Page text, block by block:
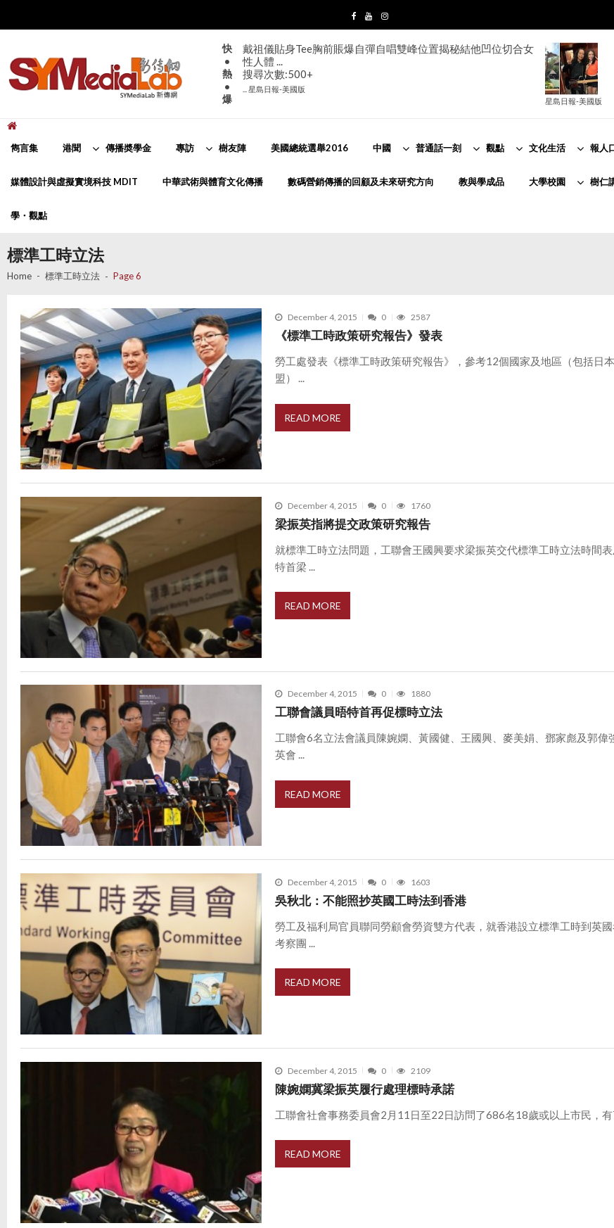
navigation
content
快
•
熱
•
爆
戴祖儀貼身Tee胸前賬爆自彈自唱雙峰位置揭秘結他凹位切合女
性人體 ...
搜尋次數:500+
... 星島日報-美國版
星島日報-美國版
雋言集 港聞 傳播奬學金 專訪 樹友陣 美國總統選舉2016 中國 普通話一刻 觀點 文化生活 報人
媒體設計與虛擬實境科技 MDIT 中華武術與體育文化傳播 數碼營銷傳播的回顧及未來研究方向 教與學成品 大學校園 樹仁
學・觀點
標準工時立法
Home 標準工時立法 Page 6
December 4, 2015 0 2587
《標準工時政策研究報告》發表
勞工處發表《標準工時政策研究報告》，參考12個國家及地區（包括日
盟） ...
READ MORE
December 4, 2015 0 1760
梁振英指將提交政策研究報告
就標準工時立法問題，工聯會王國興要求梁振英交代標準工時立法時間表
特首梁 ...
READ MORE
December 4, 2015 0 1880
工聯會議員晤特首再促標時立法
工聯會6名立法會議員陳婉嫻、黃國健、王國興、麥美娟、鄧家彪及郭偉
英會 ...
READ MORE
December 4, 2015 0 1603
吳秋北：不能照抄英國工時法到香港
勞工及福利局官員聯同勞顧會勞資雙方代表，就香港設立標準工時到英國
考察團 ...
READ MORE
December 4, 2015 0 2109
陳婉嫻冀梁振英履行處理標時承諾
工聯會社會事務委員會2月11日至22日訪問了686名18歲或以上市民，有
READ MORE